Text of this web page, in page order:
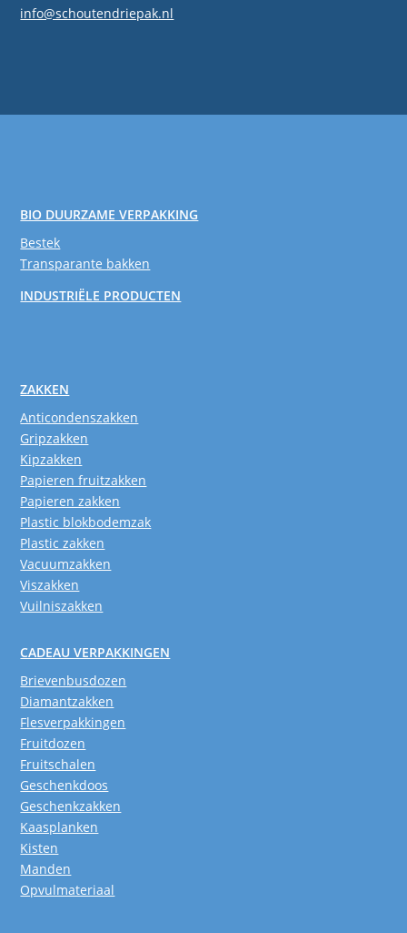
info@schoutendriepak.nl
BIO DUURZAME VERPAKKING
Bestek
Transparante bakken
INDUSTRIËLE PRODUCTEN
ZAKKEN
Anticondenszakken
Gripzakken
Kipzakken
Papieren fruitzakken
Papieren zakken
Plastic blokbodemzak
Plastic zakken
Vacuumzakken
Viszakken
Vuilniszakken
CADEAU VERPAKKINGEN
Brievenbusdozen
Diamantzakken
Flesverpakkingen
Fruitdozen
Fruitschalen
Geschenkdoos
Geschenkzakken
Kaasplanken
Kisten
Manden
Opvulmateriaal